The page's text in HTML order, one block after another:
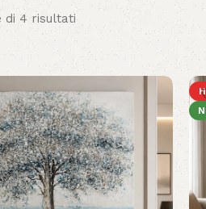
di 4 risultati